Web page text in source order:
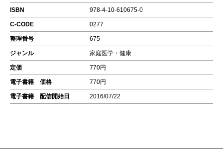
ISBN 978-4-10-610675-0
C-CODE 0277
整理番号 675
ジャンル 家庭医学・健康
定価 770円
電子書籍 価格 770円
電子書籍 配信開始日 2016/07/22